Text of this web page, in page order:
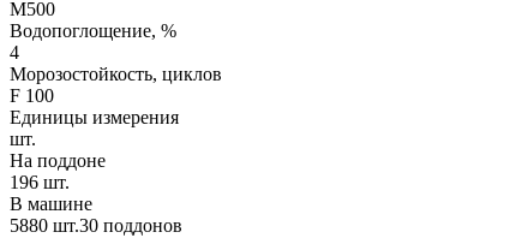
М500
Водопоглощение, %
4
Морозостойкость, циклов
F 100
Единицы измерения
шт.
На поддоне
196 шт.
В машине
5880 шт.30 поддонов